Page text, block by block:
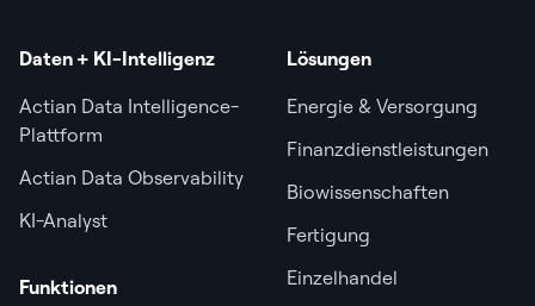
Daten + KI-Intelligenz
Actian Data Intelligence-
Plattform
Actian Data Observability
KI-Analyst
Funktionen
Lösungen
Energie & Versorgung
Finanzdienstleistungen
Biowissenschaften
Fertigung
Einzelhandel